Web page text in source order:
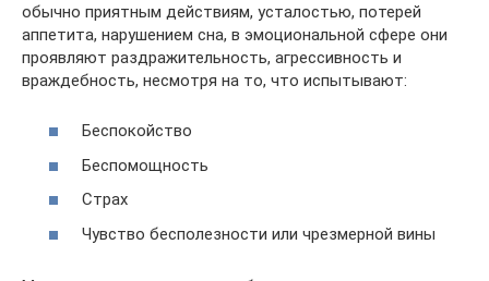
обычно приятным действиям, усталостью, потерей
аппетита, нарушением сна, в эмоциональной сфере они
проявляют раздражительность, агрессивность и
враждебность, несмотря на то, что испытывают:
Беспокойство
Беспомощность
Страх
Чувство бесполезности или чрезмерной вины